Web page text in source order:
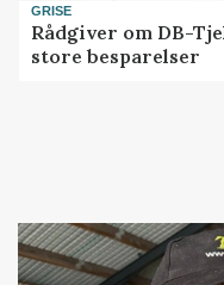
GRISE
Rådgiver om DB-
store besparelser